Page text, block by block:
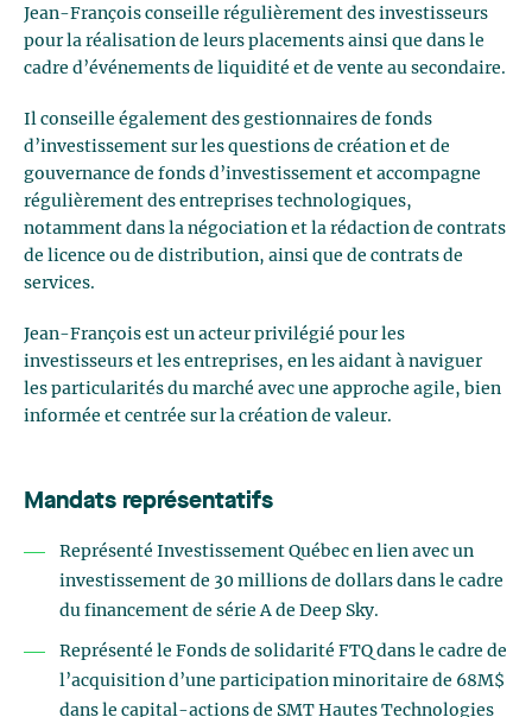
Jean-François conseille régulièrement des investisseurs
pour la réalisation de leurs placements ainsi que dans le
cadre d’événements de liquidité et de vente au secondaire.
Il conseille également des gestionnaires de fonds
d’investissement sur les questions de création et de
gouvernance de fonds d’investissement et accompagne
régulièrement des entreprises technologiques,
notamment dans la négociation et la rédaction de contrats
de licence ou de distribution, ainsi que de contrats de
services.
Jean-François est un acteur privilégié pour les
investisseurs et les entreprises, en les aidant à naviguer
les particularités du marché avec une approche agile, bien
informée et centrée sur la création de valeur.
Mandats représentatifs
Représenté Investissement Québec en lien avec un
investissement de 30 millions de dollars dans le cadre
du financement de série A de Deep Sky.
Représenté le Fonds de solidarité FTQ dans le cadre de
l’acquisition d’une participation minoritaire de 68M$
dans le capital-actions de SMT Hautes Technologies